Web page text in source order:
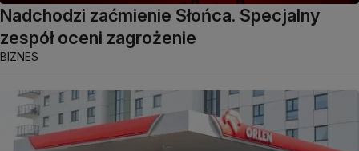
Nadchodzi zaćmienie Słońca. Specjalny
zespół oceni zagrożenie
BIZNES